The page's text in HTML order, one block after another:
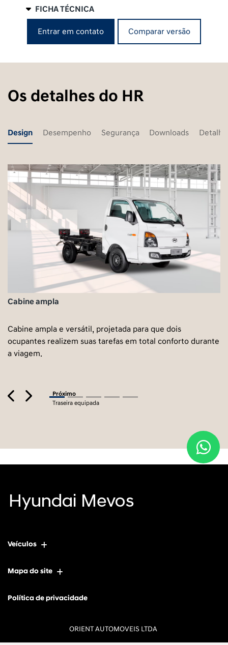
FICHA TÉCNICA
Entrar em contato Comparar versão
Os detalhes do HR
Design Desempenho Segurança Downloads
Cabine ampla
Cabine ampla e versátil, projetada para que dois
ocupantes realizem suas tarefas em total conforto durante
a viagem.
PreviousNext
Próximo
Traseira equipada
Veículos
Mapa do site
Política de privacidade
ORIENT AUTOMOVEIS LTDA